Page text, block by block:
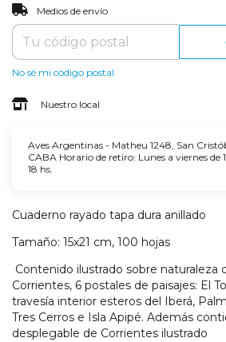
Entregas para el CP:
Medios de envío
No sé mi código postal
Nuestro local
Aves Argentinas - Matheu 1248, San
CABA Horario de retiro: Lunes a viernes de
18 hs.
Cuaderno rayado tapa dura anillado
Tamaño: 15x21 cm, 100 hojas
Contenido ilustrado sobre naturaleza
Corrientes, 6 postales de paisajes: El
travesía interior esteros del Iberá,
Tres Cerros e Isla Apipé. Además
desplegable de Corrientes ilustrado